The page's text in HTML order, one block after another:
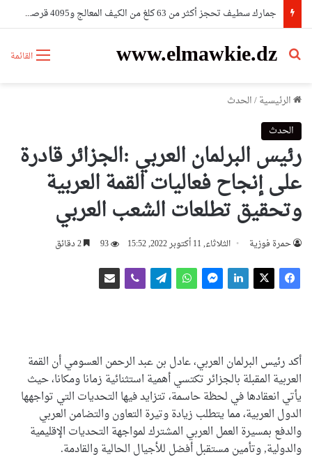
جمارك سطيف تحجز أكثر من 63 كلغ من الكيف المعالج و4095 قرصا مهلوسا
القائمة www.elmawkie.dz
بحث عن
الرئيسية/الحدث
الحدث
رئيس البرلمان العربي :الجزائر قادرة
على إنجاح فعاليات القمة العربية
وتحقيق تطلعات الشعب العربي
حمرة فوزية الثلاثاء, 11 أكتوبر 2022, 15:52 93
أكد رئيس البرلمان العربي، عادل بن عبد الرحمن العسومي أن القمة
العربية المقبلة بالجزائر تكتسي أهمية استثنائية زمانا ومكانا، حيث
يأتي انعقادها في لحظة حاسمة، تتزايد فيها التحديات التي تواجهها
الدول العربية، مما يتطلب زيادة وتيرة التعاون والتضامن العربي
والدفع بمسيرة العمل العربي المشترك لمواجهة التحديات الإقليمية
والدولية, وتأمين مستقبل أفضل للأجيال الحالية والقادمة.